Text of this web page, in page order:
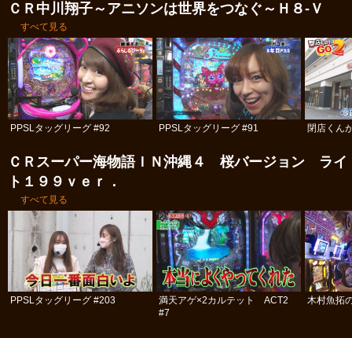
ＣＲ中川翔子～アニソンは世界をつなぐ～Ｈ８‐Ｖ
すべて見る
PPSLタッグリーグ #92 PPSLタッグリーグ #91 閉店くん
ＣＲスーパー海物語ＩＮ沖縄４ 桜バージョン ライ
ト１９９ｖｅｒ．
すべて見る
PPSLタッグリーグ #203
満天アゲ×2カルテット ACT2
#7
木村魚拓